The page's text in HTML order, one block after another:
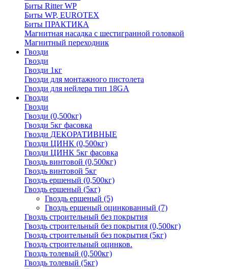
Биты Ritter WP
Биты WP, EUROTEX
Биты ПРАКТИКА
Магнитная насадка с шестигранной головкой
Магнитный переходник
Гвозди
Гвозди
Гвозди 1кг
Гвозди для монтажного пистолета
Гвозди для нейлера тип 18GA
Гвозди
Гвозди
Гвозди (0,500кг)
Гвозди 5кг фасовка
Гвозди ДЕКОРАТИВНЫЕ
Гвозди ЦИНК (0,500кг)
Гвозди ЦИНК 5кг фасовка
Гвоздь винтовой (0,500кг)
Гвоздь винтовой 5кг
Гвоздь ершеный (0,500кг)
Гвоздь ершеный (5кг)
Гвоздь ершеный (5)
Гвоздь ершеный оцинкованный (7)
Гвоздь строительный без покрытия
Гвоздь строительный без покрытия (0,500кг)
Гвоздь строительный без покрытия (5кг)
Гвоздь строительный оцинков.
Гвоздь толевый (0,500кг)
Гвоздь толевый (5кг)